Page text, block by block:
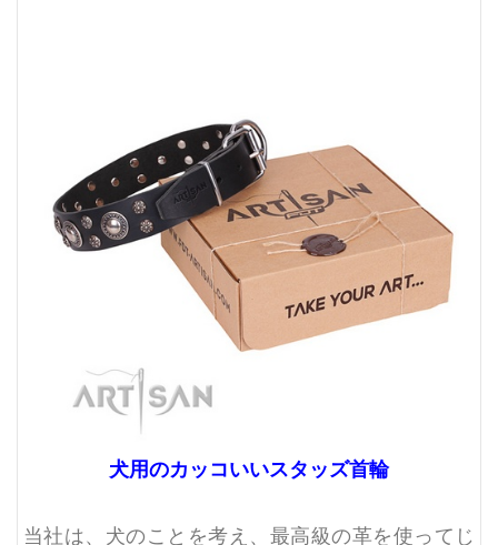
犬用のカッコいいスタッズ首輪
当社は、犬のことを考え、最高級の革を使ってじ